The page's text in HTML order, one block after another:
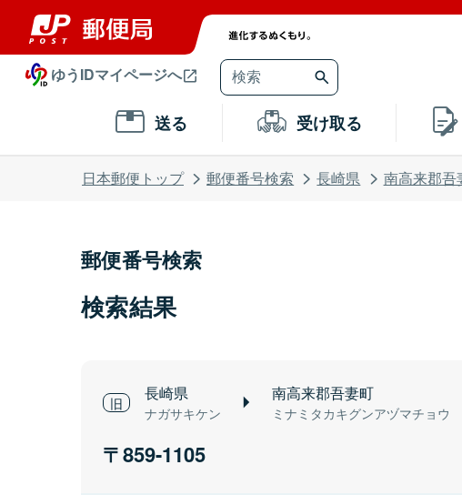
ゆうIDマイページへ
送る 受け取る
日本郵便トップ 郵便番号検索 長崎県 南高来郡吾
郵便番号検索
検索結果
長崎県
ナガサキケン
南高来郡吾妻町
ミナミタカキグンアヅマチョウ
859-1105